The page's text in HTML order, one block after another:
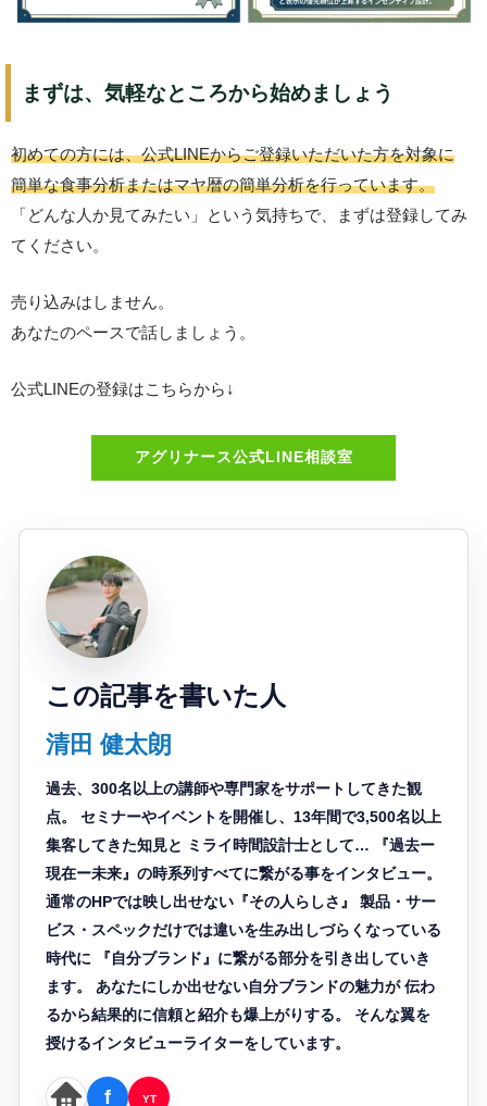
まずは、気軽なところから始めましょう
初めての方には、公式LINEからご登録いただいた方を対象に
簡単な食事分析またはマヤ暦の簡単分析を行っています。
「どんな人か見てみたい」という気持ちで、まずは登録してみ
てください。
売り込みはしません。
あなたのペースで話しましょう。
公式LINEの登録はこちらから↓
アグリナース公式LINE相談室
この記事を書いた人
清田 健太朗
過去、300名以上の講師や専門家をサポートしてきた観
点。 セミナーやイベントを開催し、13年間で3,500名以上
集客してきた知見と ミライ時間設計士として… 『過去ー
現在ー未来』の時系列すべてに繋がる事をインタビュー。
通常のHPでは映し出せない『その人らしさ』 製品・サー
ビス・スペックだけでは違いを生み出しづらくなっている
時代に 『自分ブランド』に繋がる部分を引き出していき
ます。 あなたにしか出せない自分ブランドの魅力が 伝わ
るから結果的に信頼と紹介も爆上がりする。 そんな翼を
授けるインタビューライターをしています。